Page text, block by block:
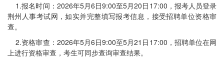
1.报名时间：2026年5月6日9:00至5月20日17:00，报考人员登录
荆州人事考试网，如实并完整填写报考信息，接受招聘单位资格审
查。
2.资格审查：2026年5月6日9:00至5月21日17:00，招聘单位在网
上进行资格审查，考生可同步查询审查结果。